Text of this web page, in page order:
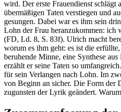
wird. Der erste Frauendienst schlägt
übermäßigen Taten verstiegen und
gesungen. Dabei war es ihm sein
Lohn der Frau heranzukommen: ich
(FD, Ld. 8, S. 83f). Ulrich macht
worum es ihm geht: es ist die
beruhende Minne, eine Synthese
erzählt er seine Taten so
für sein Verlangen nach Lohn. Im
von Beginn an sicher. Die Form der
zugunsten der Lyrik geändert.